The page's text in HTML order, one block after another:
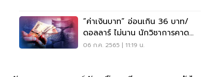
“ค่าเงินบาท” อ่อนเกิน 36 บาท/
ดอลลาร์ ไม่นาน นักวิชาการคาด
ครึ่งปีหลังฟื้น
06 ก.ค. 2565 | 11:19 น.